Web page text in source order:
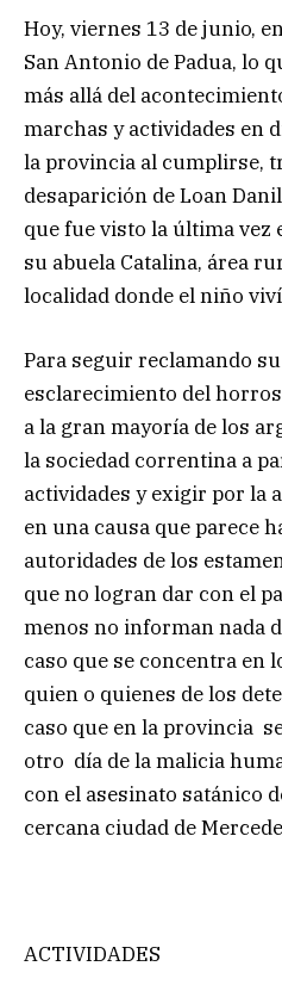
Hoy, viernes 13 de junio,
San Antonio de Padua, lo
más allá del
marchas y actividades en
la provincia al cumplirse,
desaparición de Loan
que fue visto la última vez
su abuela Catalina, área
localidad donde el niño
Para seguir reclamando
esclarecimiento del
a la gran mayoría de los
la sociedad correntina a
actividades y exigir por la
en una causa que parece
autoridades de los
que no logran dar con el
menos no informan nada
caso que se concentra en
quien o quienes de los
caso que en la provincia
otro día de la malicia
con el asesinato satánico
cercana ciudad de
ACTIVIDADES